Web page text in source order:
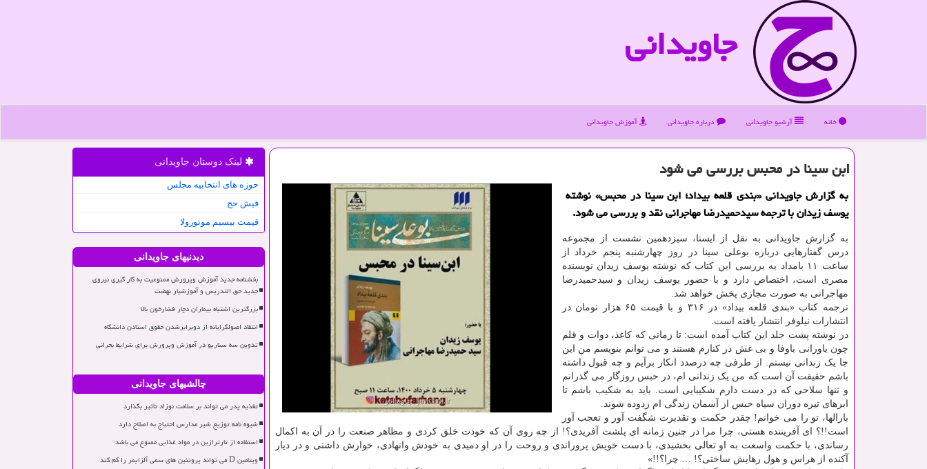
جاویدانی
خانه آرشیو جاویدانی درباره جاویدانی آموزش جاویدانی
ابن سینا در محبس بررسی می شود
به گزارش جاویدانی «بندی قلعه بیداد؛ ابن سینا در محبس» نوشته
یوسف زیدان با ترجمه سیدحمیدرضا مهاجرانی نقد و بررسی می شود.
به گزارش جاویدانی به نقل از ایسنا، سیزدهمین نشست از مجموعه
درس گفتارهایی درباره بوعلی سینا در روز چهارشنبه پنجم خرداد از
ساعت ۱۱ بامداد به بررسی این کتاب که نوشته یوسف زیدان نویسنده
مصری است، اختصاص دارد و با حضور یوسف زیدان و سیدحمیدرضا
مهاجرانی به صورت مجازی پخش خواهد شد.
ترجمه کتاب «بندی قلعه بیداد» در ۳۱۶ و با قیمت ۶۵ هزار تومان در
انتشارات نیلوفر انتشار یافته است.
در نوشته پشت جلد این کتاب آمده است: تا زمانی که کاغذ، دوات و قلم
چون یاورانی باوفا و بی غش در کنارم هستند و می توانم بنویسم من این
جا یک زندانی نیستم. از طرفی چه درصدد انکار برآیم و چه قبول داشته
باشم حقیقت آن است که من یک زندانی ام، در حبس روزگار می گذرانم
و تنها سلاحی که در دست دارم شکیبایی است. باید به شکیب باشم تا
ابرهای تیره دوران سیاه حبس از آسمان زندگی ام زدوده شوند.
بارالها، تو را می خوانم! چقدر حکمت و تقدیرت شگفت آور و تعجب آور
است!!؟ ای آفریننده هستی، چرا مرا در چنین زمانه ای پلشت آفریدی؟! از چه روی آن که خودت خلق کردی و مظاهر صنعت را در آن به اکمال
رساندی، با حکمت واسعت به او تعالی بخشیدی، با دست خویش پروراندی و روحت را در او دمیدی به خودش وانهادی، خوارش داشتی و در دیار
آکنده از هراس و هول رهایش ساختی؟! … چرا؟!!»
لینک دوستان جاویدانی
حوزه های انتخابیه مجلس
فیش حج
قیمت بیسیم موتورولا
دیدنیهای جاویدانی
بخشنامه جدید آموزش وپرورش ممنوعیت به کار گیری نیروی
جدید حق التدریس و آموزشیار نهضت
بزرگترین اشتباه بیماران دچار فشارخون بالا
انتقاد اصولگرایانه از دوبرابرشدن حقوق استادن دانشگاه
تدوین سه سناریو در آموزش وپرورش برای شرایط بحرانی
چالشیهای جاویدانی
تغذیه پدر می تواند بر سلامت نوزاد تأثیر بگذارد
شیوه نامه توزیع شیر مدارس احتیاج به اصلاح دارد
استفاده از تارترازین در مواد غذایی ممنوع می باشد
ویتامین D می تواند پروتئین های سمی آلزایمر را کم کند